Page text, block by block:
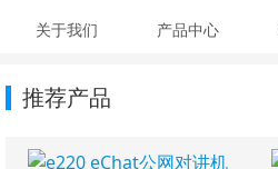
关于我们 产品中心
推荐产品